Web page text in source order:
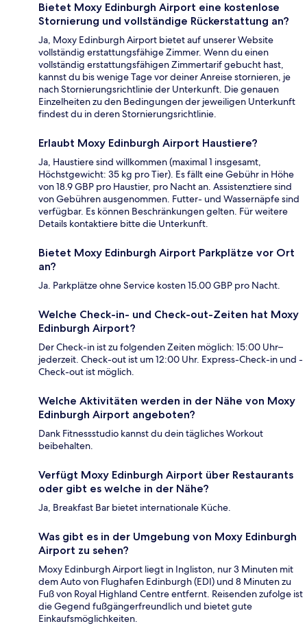
Bietet Moxy Edinburgh Airport eine kostenlose
Stornierung und vollständige Rückerstattung an?
Ja, Moxy Edinburgh Airport bietet auf unserer Website
vollständig erstattungsfähige Zimmer. Wenn du einen
vollständig erstattungsfähigen Zimmertarif gebucht hast,
kannst du bis wenige Tage vor deiner Anreise stornieren, je
nach Stornierungsrichtlinie der Unterkunft. Die genauen
Einzelheiten zu den Bedingungen der jeweiligen Unterkunft
findest du in deren Stornierungsrichtlinie.
Erlaubt Moxy Edinburgh Airport Haustiere?
Ja, Haustiere sind willkommen (maximal 1 insgesamt,
Höchstgewicht: 35 kg pro Tier). Es fällt eine Gebühr in Höhe
von 18.9 GBP pro Haustier, pro Nacht an. Assistenztiere sind
von Gebühren ausgenommen. Futter- und Wassernäpfe sind
verfügbar. Es können Beschränkungen gelten. Für weitere
Details kontaktiere bitte die Unterkunft.
Bietet Moxy Edinburgh Airport Parkplätze vor Ort
an?
Ja. Parkplätze ohne Service kosten 15.00 GBP pro Nacht.
Welche Check-in- und Check-out-Zeiten hat Moxy
Edinburgh Airport?
Der Check-in ist zu folgenden Zeiten möglich: 15:00 Uhr–
jederzeit. Check-out ist um 12:00 Uhr. Express-Check-in und -
Check-out ist möglich.
Welche Aktivitäten werden in der Nähe von Moxy
Edinburgh Airport angeboten?
Dank Fitnessstudio kannst du dein tägliches Workout
beibehalten.
Verfügt Moxy Edinburgh Airport über Restaurants
oder gibt es welche in der Nähe?
Ja, Breakfast Bar bietet internationale Küche.
Was gibt es in der Umgebung von Moxy Edinburgh
Airport zu sehen?
Moxy Edinburgh Airport liegt in Ingliston, nur 3 Minuten mit
dem Auto von Flughafen Edinburgh (EDI) und 8 Minuten zu
Fuß von Royal Highland Centre entfernt. Reisenden zufolge ist
die Gegend fußgängerfreundlich und bietet gute
Einkaufsmöglichkeiten.